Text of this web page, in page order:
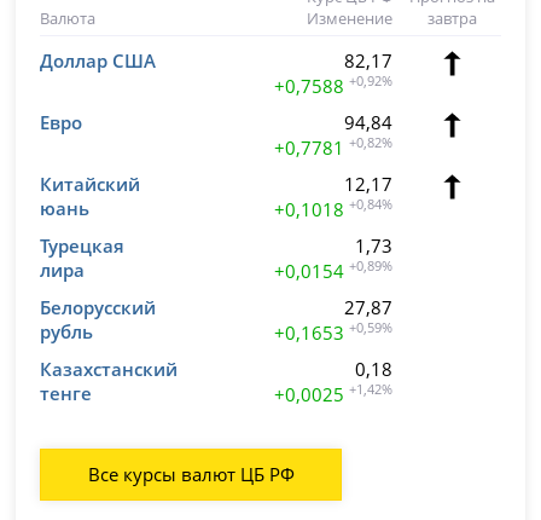
Валюта
Изменение
завтра
Доллар США
82,17
+0,7588 +0,92%
Евро
94,84
+0,7781 +0,82%
Китайский
юань
12,17
+0,1018 +0,84%
Турецкая
лира
1,73
+0,0154 +0,89%
Белорусский
рубль
27,87
+0,1653 +0,59%
Казахстанский
тенге
0,18
+0,0025 +1,42%
Все курсы валют ЦБ РФ